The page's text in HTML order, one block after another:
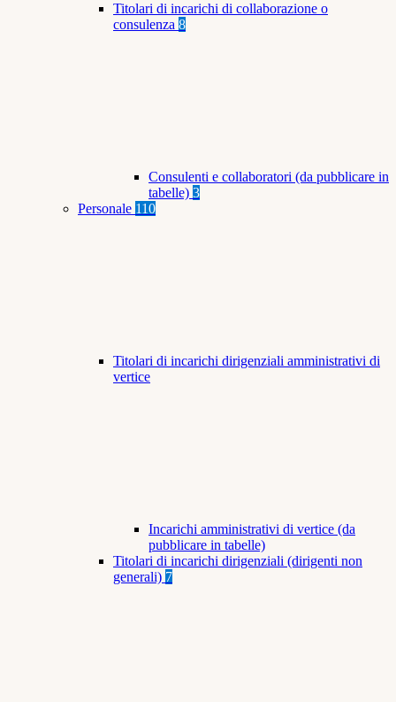
Titolari di incarichi di collaborazione o
consulenza 8
Consulenti e collaboratori (da pubblicare in
tabelle) 3
Personale 110
Titolari di incarichi dirigenziali amministrativi di
vertice
Incarichi amministrativi di vertice (da
pubblicare in tabelle)
Titolari di incarichi dirigenziali (dirigenti non
generali) 7